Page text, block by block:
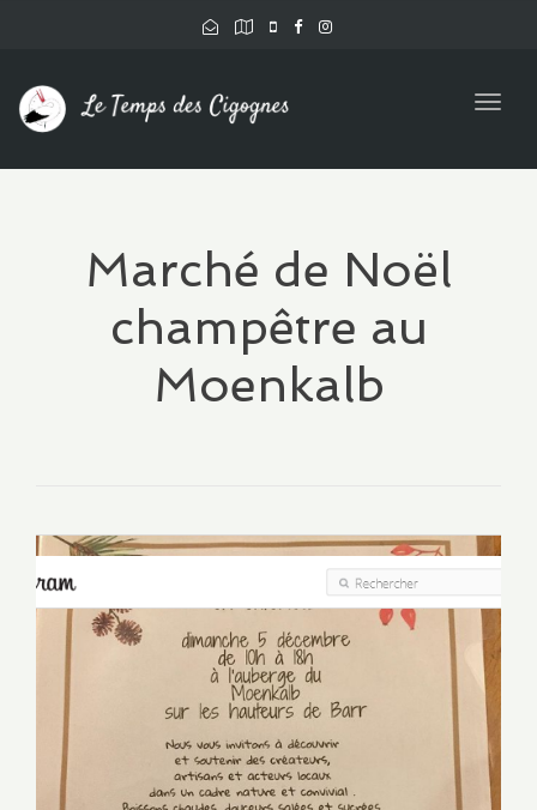
Marché de Noël
champêtre au
Moenkalb